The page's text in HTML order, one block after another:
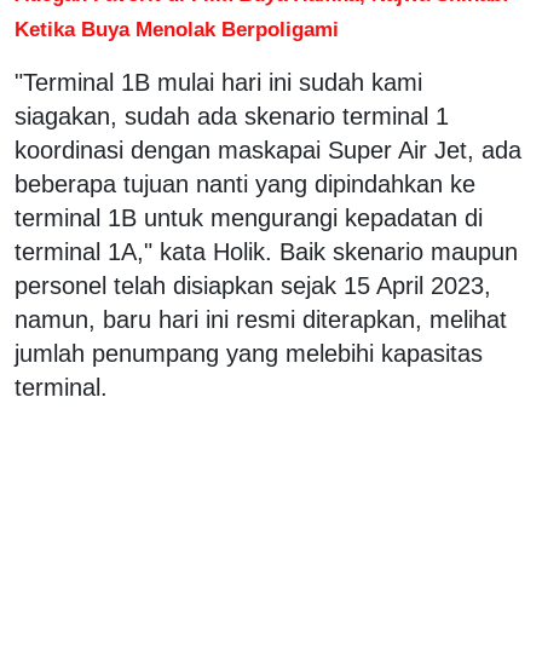
Ketika Buya Menolak Berpoligami
"Terminal 1B mulai hari ini sudah kami
siagakan, sudah ada skenario terminal 1
koordinasi dengan maskapai Super Air Jet, ada
beberapa tujuan nanti yang dipindahkan ke
terminal 1B untuk mengurangi kepadatan di
terminal 1A," kata Holik. Baik skenario maupun
personel telah disiapkan sejak 15 April 2023,
namun, baru hari ini resmi diterapkan, melihat
jumlah penumpang yang melebihi kapasitas
terminal.